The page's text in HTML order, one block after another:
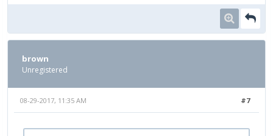
brown
Unregistered
#7
08-29-2017, 11:35 AM